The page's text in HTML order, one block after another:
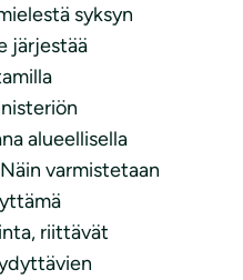
syksyn
järjestää
alueellisella
varmistetaan
riittävät